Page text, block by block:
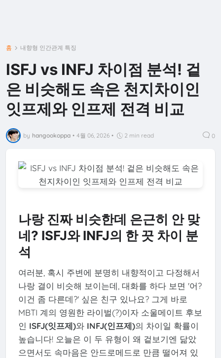
홈 내향형 인간관계 특징
ISFJ vs INFJ 차이점 분석! 겉
은 비슷해도 속은 천지차이인
잇프제와 인프제 전격 비교
by hangookoppa • 4월 06, 2026 • 2 min read 0
나랑 진짜 비슷한데 은근히 안 맞
네? ISFJ와 INFJ의 한 끗 차이 분
석
여러분, 혹시 주변에 분명히 내향적이고 다정해서
나랑 결이 비슷해 보이는데, 대화를 하다 보면 '어?
이건 좀 다른데?' 싶은 친구 있나요? 그게 바로
MBTI 계의 영원한 라이벌(?)이자 소울메이트 후보
인 ISFJ(잇프제)와 INFJ(인프제)의 차이일 확률이
높습니다! 오늘은 이 두 유형이 왜 겉보기엔 닮았
으면서도 속마음은 안드로메드로 만큼 떨어져 있